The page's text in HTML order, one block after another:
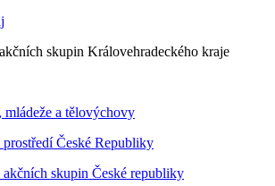
skupin Královehradeckého kraje
a tělovýchovy
České Republiky
skupin České republiky